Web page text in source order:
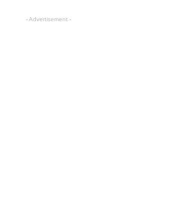
- Advertisement -